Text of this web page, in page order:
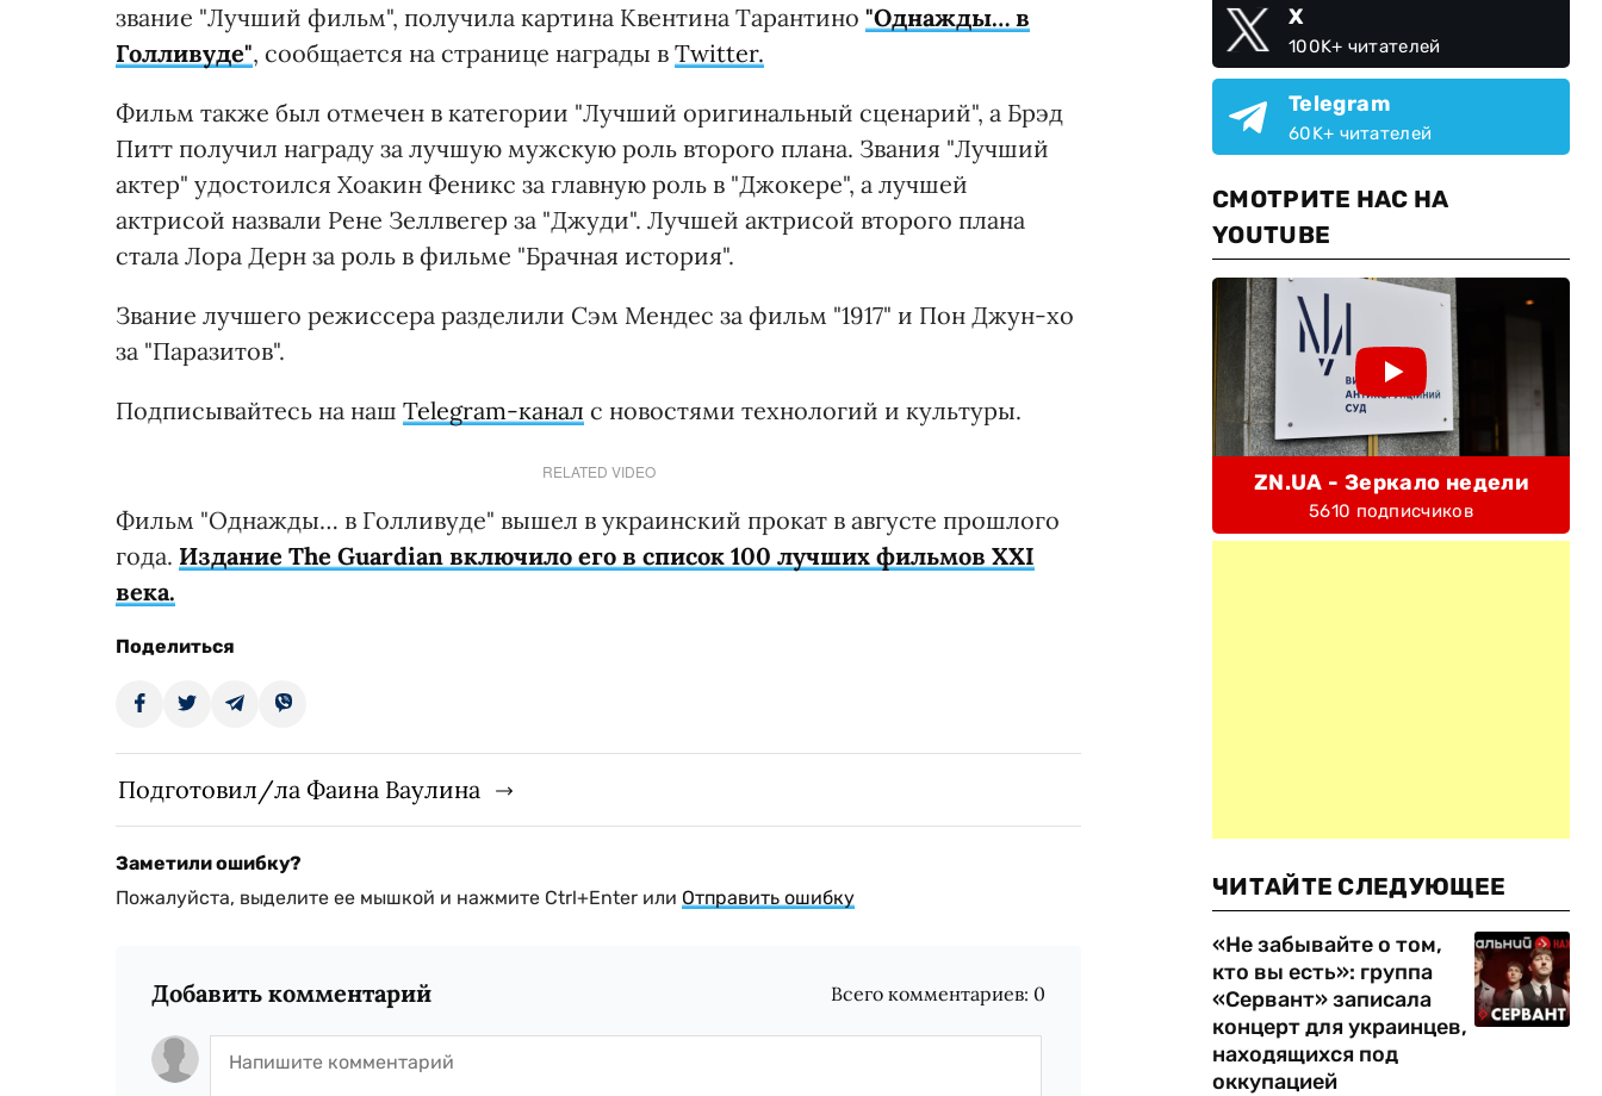
звание "Лучший фильм", получила картина Квентина Тарантино "Однажды… в
Голливуде", сообщается на странице награды в Twitter.
Фильм также был отмечен в категории "Лучший оригинальный сценарий", а Брэд
Питт получил награду за лучшую мужскую роль второго плана. Звания "Лучший
актер" удостоился Хоакин Феникс за главную роль в "Джокере", а лучшей
актрисой назвали Рене Зеллвегер за "Джуди". Лучшей актрисой второго плана
стала Лора Дерн за роль в фильме "Брачная история".
Звание лучшего режиссера разделили Сэм Мендес за фильм "1917" и Пон Джун-хо
за "Паразитов".
Подписывайтесь на наш Telegram-канал с новостями технологий и культуры.
RELATED VIDEO
Фильм "Однажды… в Голливуде" вышел в украинский прокат в августе прошлого
года. Издание The Guardian включило его в список 100 лучших фильмов ХХІ
века.
Поделиться
Подготовил/ла Фаина Ваулина
Заметили ошибку?
Пожалуйста, выделите ее мышкой и нажмите Ctrl+Enter или Отправить ошибку
Добавить комментарий Всего комментариев: 0
X
100K+ читателей
Telegram
60K+ читателей
СМОТРИТЕ НАС НА
YOUTUBE
ZN.UA - Зеркало недели
5610 подписчиков
ЧИТАЙТЕ СЛЕДУЮЩЕЕ
«Не забывайте о том,
кто вы есть»: группа
«Сервант» записала
концерт для украинцев,
находящихся под
оккупацией